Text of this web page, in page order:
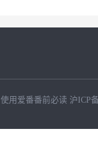
使用爱番番前必读 沪ICP